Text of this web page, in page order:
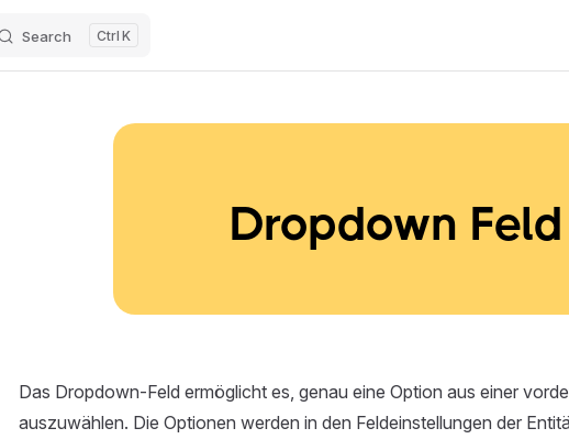
Search K
Dropdown Feld
Das Dropdown-Feld ermöglicht es, genau eine Option aus einer
auszuwählen. Die Optionen werden in den Feldeinstellungen der